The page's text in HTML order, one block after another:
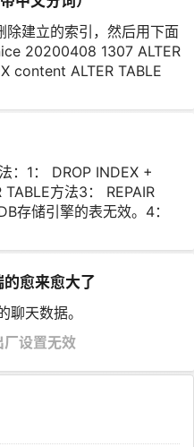
除建立的索引，然后用下面
20200408 1307 ALTER
content ALTER TABLE
：1： DROP INDEX +
TABLE方法3： REPAIR
存储引擎的表无效。4：
愈来愈大了
聊天数据。
设置无效